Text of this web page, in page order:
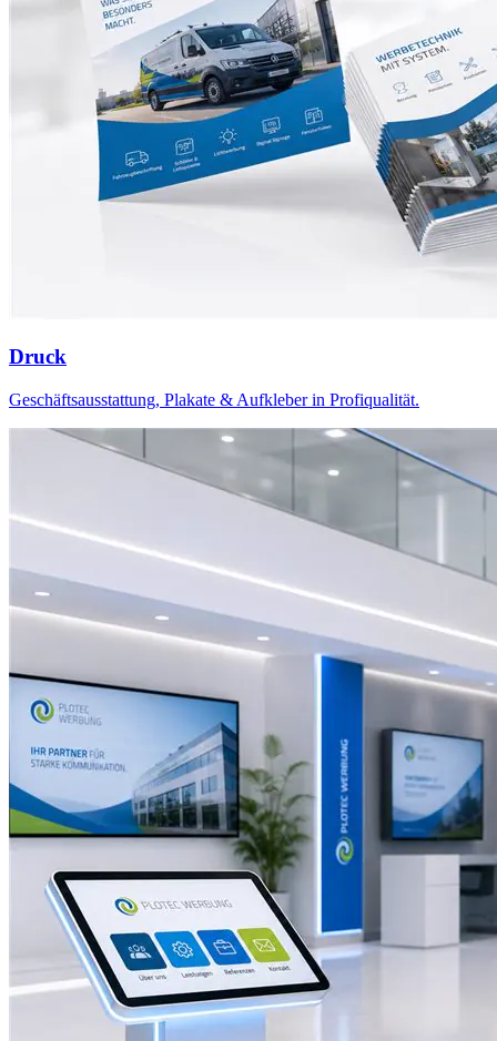
Druck
Geschäftsausstattung, Plakate & Aufkleber in Profiqualität.